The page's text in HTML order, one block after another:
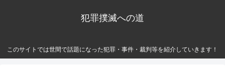
犯罪撲滅への道
このサイトでは世間で話題になった犯罪・事件・裁判等を紹介していきます！